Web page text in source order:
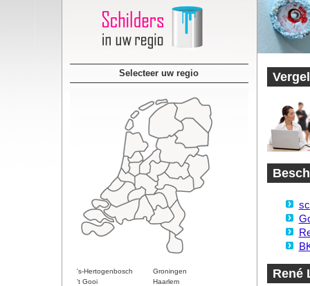
Selecteer uw regio
's-Hertogenbosch
Groningen
't Gooi
Haarlem
René